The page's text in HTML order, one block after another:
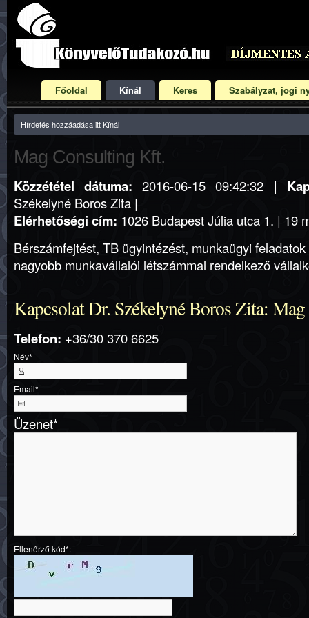
Főoldal Kínál Keres Szabályzat, jogi
Hírdetés hozzáadása itt Kínál
Mag Consulting Kft.
Közzététel dátuma: 2016-06-15 09:42:32 |
Székelyné Boros Zita |
Elérhetőségi cím: 1026 Budapest Júlia utca 1. | 19
Bérszámfejtést, TB ügyintézést, munkaügyi
nagyobb munkavállalói létszámmal rendelkező
Kapcsolat Dr. Székelyné Boros Zita:
Telefon: +36/30 370 6625
Név*
Email*
Üzenet*
Ellenőrző kód*: